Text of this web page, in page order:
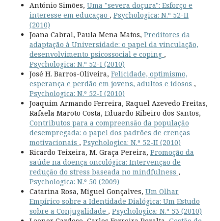
António Simões, Uma "severa doçura": Esforço e
interesse em educação , Psychologica: N.º 52-II
(2010)
Joana Cabral, Paula Mena Matos, Preditores da
adaptação à Universidade: o papel da vinculação,
desenvolvimento psicossocial e coping ,
Psychologica: N.º 52-I (2010)
José H. Barros-Oliveira, Felicidade, optimismo,
esperança e perdão em jovens, adultos e idosos ,
Psychologica: N.º 52-I (2010)
Joaquim Armando Ferreira, Raquel Azevedo Freitas,
Rafaela Maroto Costa, Eduardo Ribeiro dos Santos,
Contributos para a compreensão da população
desempregada: o papel dos padrões de crenças
motivacionais , Psychologica: N.º 52-II (2010)
Ricardo Teixeira, M. Graça Pereira, Promoção da
saúde na doença oncológica: Intervenção de
redução do stress baseada no mindfulness ,
Psychologica: N.º 50 (2009)
Catarina Rosa, Miguel Gonçalves, Um Olhar
Empírico sobre a Identidade Dialógica: Um Estudo
sobre a Conjugalidade , Psychologica: N.º 53 (2010)